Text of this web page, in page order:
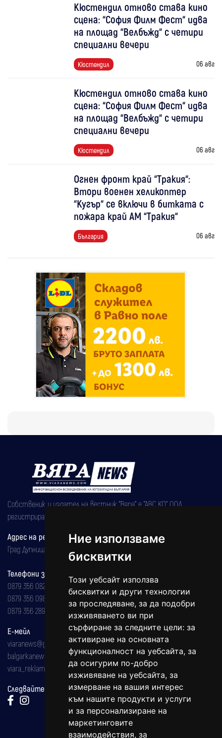
Ние използваме
бисквитки
Този уебсайт използва
бисквитки и други технологии
за проследяване, за да подобри
изживяването ви при
сърфиране за следните цели: за
активиране на основната
функционалност на уебсайта, за
да осигурим по-добро
изживяване на уебсайта, за
измерване на вашия интерес
към нашите продукти и услуги
и за персонализиране на
маркетинговите
взаимодействия, за
Кюстендил отново става кино
сцена: “София Филм Фест“ идва
на площад “Велбъжд“ с четири
специални вечери
Кюстендил 06 авг
Кюстендил отново става кино
сцена: “София Филм Фест“ идва
на площад “Велбъжд“ с четири
специални вечери
Кюстендил 06 авг
Огнен фронт край “Тракия“:
Втори военен хеликоптер
“Кугър“ се включи в битката с
пожара край АМ “Тракия“
България 06 авг
Собственик и издател на вестник "Вяра" е "АВС КО" ООД,
регистрирана на 08.05.2002 година.
Адрес на редакцията
Град Дупница, ул.''Христо Ботев" 43
Телефони за реклама и абонаменти
0879 356 082
0879 356 098
0879 356 289
Е-мейл
viaranews@gmail.com
balgarkanews@gmail.com
viara_reklama@mail.bg
Следвайте ни: